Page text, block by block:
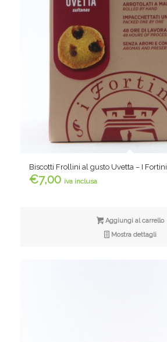
Biscotti Frollini al gusto Uvetta – I Fortini
€7,00 iva inclusa
Aggiungi al carrello
Mostra dettagli